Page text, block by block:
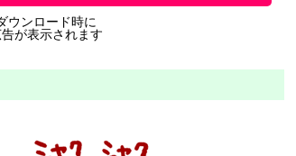
ウンロード時に
が表示されます